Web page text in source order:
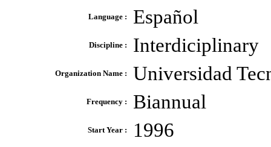
Language : Español
Discipline : Interdiciplinary
Organization Name : Universidad
Frequency : Biannual
Start Year : 1996